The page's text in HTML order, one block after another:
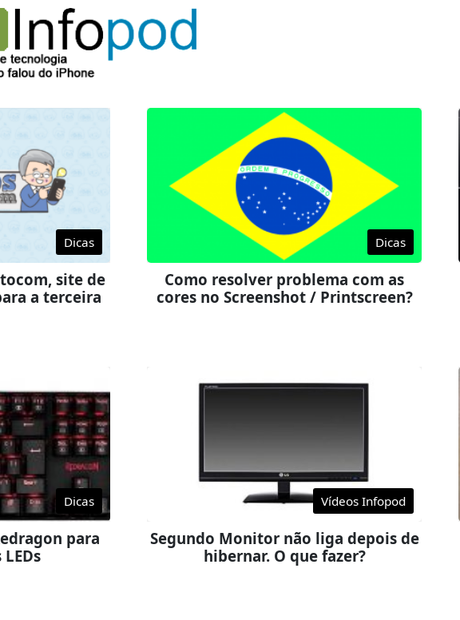
Dicas
site de
a terceira
Dicas
Como resolver problema com as
cores no Screenshot / Printscreen?
Dicas
para
Vídeos Infopod
Segundo Monitor não liga depois de
hibernar. O que fazer?